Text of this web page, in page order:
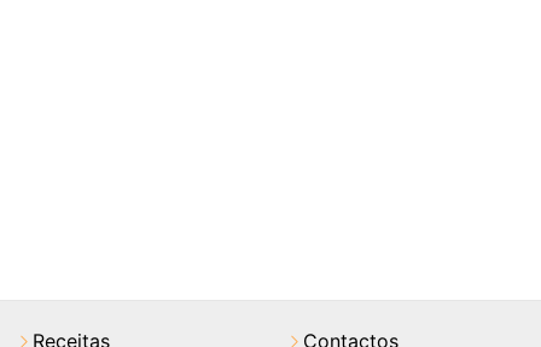
Receitas
Contactos